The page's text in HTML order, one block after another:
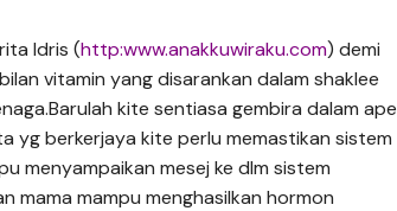
Idris (http:www.anakkuwiraku.com) demi
vitamin yang disarankan dalam shaklee
kite sentiasa gembira dalam ape
yg berkerjaya kite perlu memastikan sistem
menyampaikan mesej ke dlm sistem
mama mampu menghasilkan hormon